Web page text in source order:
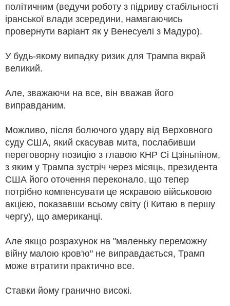
політичним (ведучи роботу з підриву стабільності
іранської влади зсередини, намагаючись
провернути варіант як у Венесуелі з Мадуро).
У будь-якому випадку ризик для Трампа вкрай
великий.
Але, зважаючи на все, він вважав його
виправданим.
Можливо, після болючого удару від Верховного
суду США, який скасував мита, послабивши
переговорну позицію з главою КНР Сі Цзіньпіном,
з яким у Трампа зустріч через місяць, президента
США його оточення переконало, що тепер
потрібно компенсувати це яскравою військовою
акцією, показавши всьому світу (і Китаю в першу
чергу), що американці.
Але якщо розрахунок на "маленьку переможну
війну малою кров'ю" не виправдається, Трамп
може втратити практично все.
Ставки йому гранично високі.